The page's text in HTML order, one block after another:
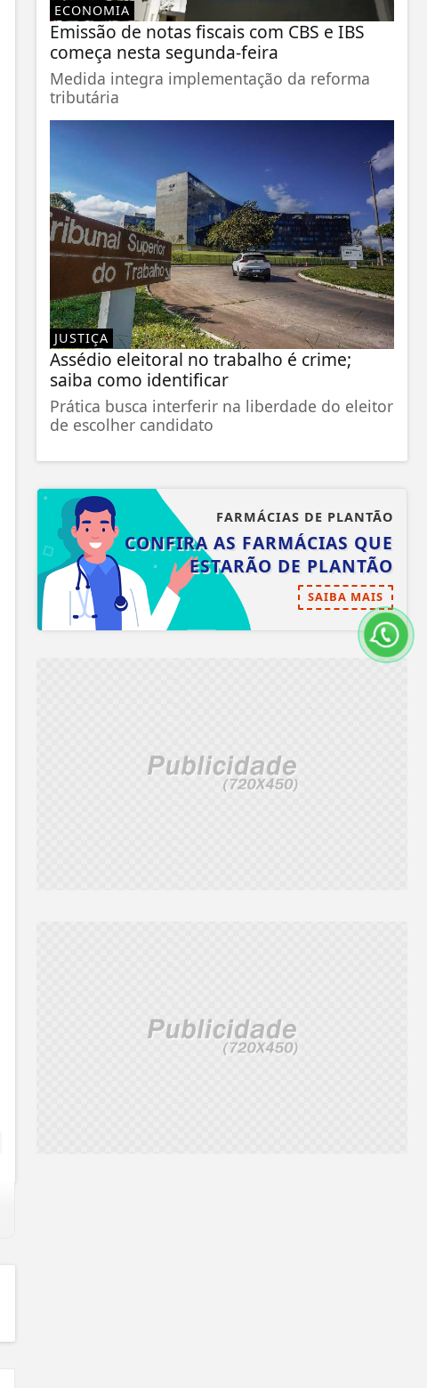
ECONOMIA
Emissão de notas fiscais com CBS e IBS
começa nesta segunda-feira
Medida integra implementação da reforma
tributária
JUSTIÇA
Assédio eleitoral no trabalho é crime;
saiba como identificar
Prática busca interferir na liberdade do eleitor
de escolher candidato
FARMÁCIAS DE PLANTÃO
CONFIRA AS FARMÁCIAS QUE
ESTARÃO DE PLANTÃO
SAIBA MAIS